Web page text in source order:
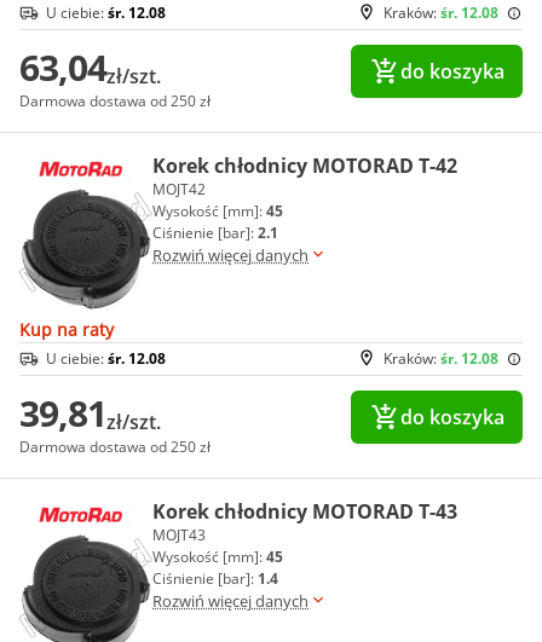
Kraków:śr. 12.08
U ciebie:śr. 12.08
63,04zł/szt.
Darmowa dostawa od 250 zł
do koszyka
Korek chłodnicy MOTORAD T-42
MOJT42
Wysokość [mm]:45
Ciśnienie [bar]:2.1
Rozwiń więcej danych
Kup na raty
Kraków:śr. 12.08
U ciebie:śr. 12.08
39,81zł/szt.
Darmowa dostawa od 250 zł
do koszyka
Korek chłodnicy MOTORAD T-43
MOJT43
Wysokość [mm]:45
Ciśnienie [bar]: 1.4
Rozwiń więcej danych